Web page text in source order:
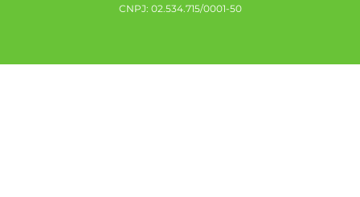
CNPJ: 02.534.715/0001-50